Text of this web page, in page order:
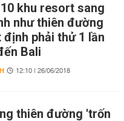
khu resort sang
như thiên đường
định phải thử 1 lần
Bali
12:10 | 26/06/2018
thiên đường 'trốn